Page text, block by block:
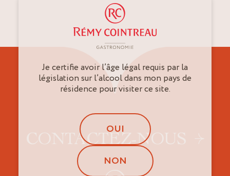
CONTACTEZ-NOUS
Je certifie avoir l’âge légal requis par la
législation sur l’alcool dans mon pays de
résidence pour visiter ce site.
OUI
NON